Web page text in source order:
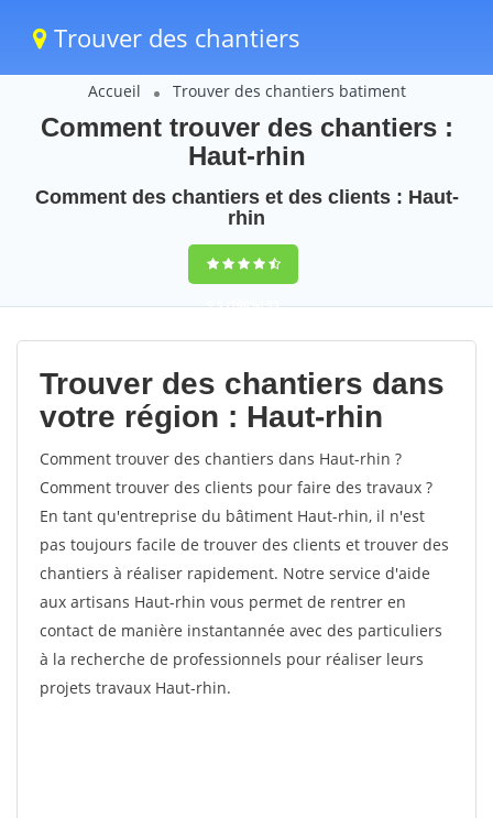
Trouver des chantiers
Accueil Trouver des chantiers batiment
Comment trouver des chantiers :
Haut-rhin
Comment des chantiers et des clients : Haut-
rhin
9,5(100%)35
votes
Trouver des chantiers dans
votre région : Haut-rhin
Comment trouver des chantiers dans Haut-rhin ?
Comment trouver des clients pour faire des travaux ?
En tant qu'entreprise du bâtiment Haut-rhin, il n'est
pas toujours facile de trouver des clients et trouver des
chantiers à réaliser rapidement. Notre service d'aide
aux artisans Haut-rhin vous permet de rentrer en
contact de manière instantannée avec des particuliers
à la recherche de professionnels pour réaliser leurs
projets travaux Haut-rhin.